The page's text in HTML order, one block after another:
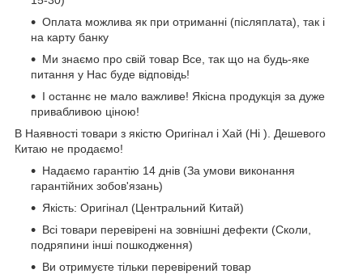
Оплата можлива як при отриманні (післяплата), так і
на карту банку
Ми знаємо про свій товар Все, так що на будь-яке
питання у Нас буде відповідь!
І останнє не мало важливе! Якісна продукція за дуже
привабливою ціною!
В Наявності товари з якістю Оригінал і Хай (Hi ). Дешевого
Китаю не продаємо!
Надаємо гарантію 14 днів (За умови виконання
гарантійних зобов'язань)
Якість: Оригінал (Центральний Китай)
Всі товари перевірені на зовнішні дефекти (Сколи,
подряпини інші пошкодження)
Ви отримуєте тільки перевірений товар